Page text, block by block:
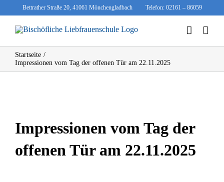
springen
Bettrather Straße 20, 41061 Mönchengladbach Telefon: 02161 – 86059
Startseite
Impressionen vom Tag der offenen Tür am 22.11.2025
Bild
Impressionen vom Tag der
offenen Tür am 22.11.2025